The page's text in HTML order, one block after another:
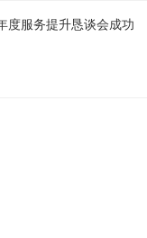
度服务提升恳谈会成功